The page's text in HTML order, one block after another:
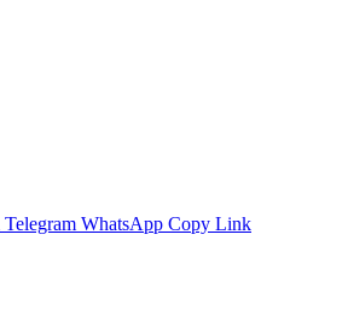
Telegram WhatsApp Copy Link